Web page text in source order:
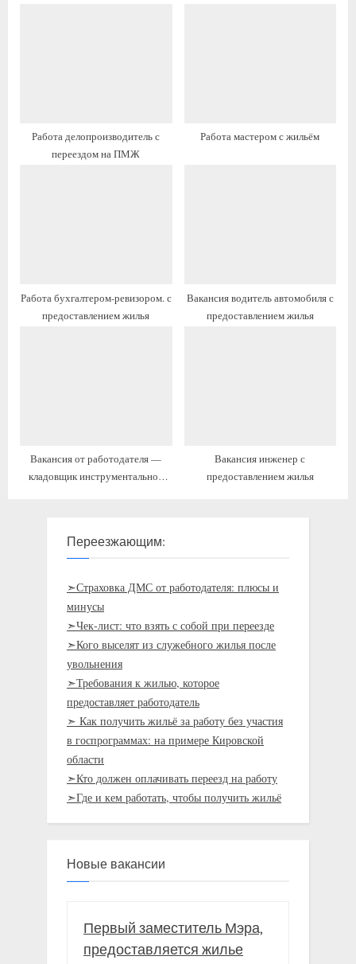
Работа делопроизводитель с
переездом на ПМЖ
Работа мастером с жильём
Работа бухгалтером-ревизором. с
предоставлением жилья
Вакансия водитель автомобиля с
предоставлением жилья
Вакансия от работодателя —
кладовщик инструментальной
Вакансия инженер с
предоставлением жилья
Переезжающим:
➣Страховка ДМС от работодателя: плюсы и
минусы
➣Чек-лист: что взять с собой при переезде
➣Кого выселят из служебного жилья после
увольнения
➣Требования к жилью, которое
предоставляет работодатель
➣ Как получить жильё за работу без участия
в госпрограммах: на примере Кировской
области
➣Кто должен оплачивать переезд на работу
➣Где и кем работать, чтобы получить жильё
Новые вакансии
Первый заместитель Мэра,
предоставляется жилье